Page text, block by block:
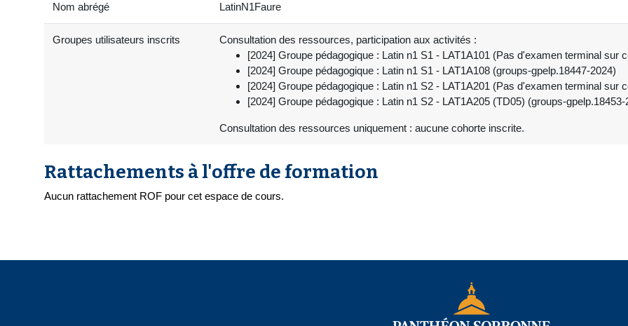
Nom abrégé LatinN1Faure
Groupes utilisateurs inscrits
Consultation des ressources, participation aux activités :
[2024] Groupe pédagogique : Latin n1 S1 - LAT1A101 (Pas d'examen terminal sur
[2024] Groupe pédagogique : Latin n1 S1 - LAT1A108 (groups-gpelp.18447-2024)
[2024] Groupe pédagogique : Latin n1 S2 - LAT1A201 (Pas d'examen terminal sur
[2024] Groupe pédagogique : Latin n1 S2 - LAT1A205 (TD05) (groups-gpelp.18453-
Consultation des ressources uniquement : aucune cohorte inscrite.
Rattachements à l'offre de formation
Aucun rattachement ROF pour cet espace de cours.